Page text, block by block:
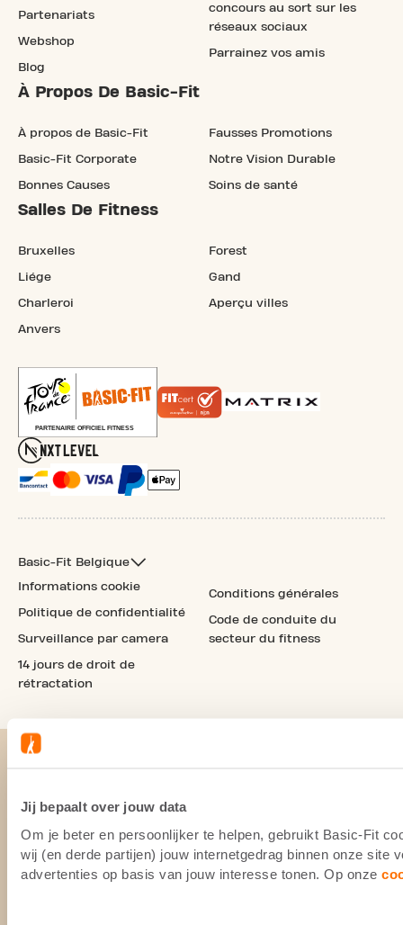
Jij bepaalt over jouw data
Om je beter en persoonlijker te helpen, gebruikt Basic-Fit
wij (en derde partijen) jouw internetgedrag binnen onze site
advertenties op basis van jouw interesse tonen. Op onze
Partenariats
Webshop
Blog
concours au sort sur les
réseaux sociaux
Parrainez vos amis
À Propos De Basic-Fit
À propos de Basic-Fit
Basic-Fit Corporate
Bonnes Causes
Fausses Promotions
Notre Vision Durable
Soins de santé
Salles De Fitness
Bruxelles
Liége
Charleroi
Anvers
Forest
Gand
Aperçu villes
Basic-Fit Belgique
Informations cookie
Politique de confidentialité
Surveillance par camera
14 jours de droit de
rétractation
Conditions générales
Code de conduite du
secteur du fitness